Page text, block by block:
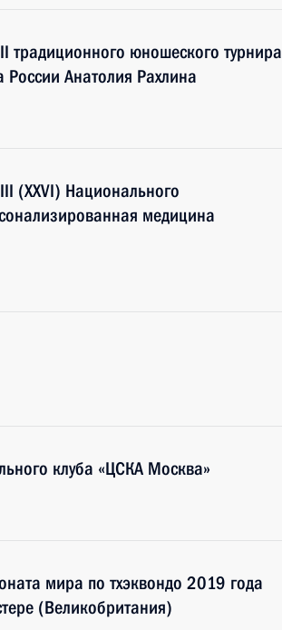
традиционного юношеского турнира
России Анатолия Рахлина
(XXVI) Национального
медицина
клуба «ЦСКА Москва»
мира по тхэквондо 2019 года
(Великобритания)